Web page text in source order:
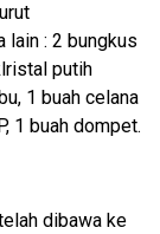
lain : 2 bungkus
putih
1 buah celana
1 buah dompet.
dibawa ke